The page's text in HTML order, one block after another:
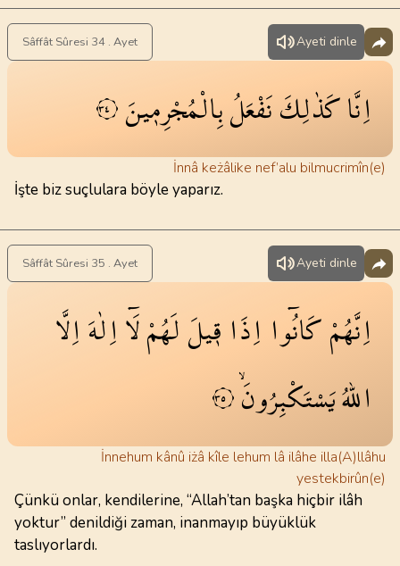
Sâffât Sûresi 34 . Ayet Ayeti dinle
اِنَّاكَذٰلِكَنَفْعَلُبِالْمُجْرِم۪ينَ ٣٤
İnnâ keżâlike nef’alu bilmucrimîn(e)
İşte biz suçlulara böyle yaparız.
Sâffât Sûresi 35 . Ayet Ayeti dinle
اِنَّهُمْكَانُٓوا اِذَا ق۪يلَلَهُمْلَٓااِلٰهَاِلَّا
اللّٰهُيَسْتَكْبِرُونَۙ ٣٥
İnnehum kânû iżâ kîle lehum lâ ilâhe illa(A)llâhu
yestekbirûn(e)
Çünkü onlar, kendilerine, “Allah’tan başka hiçbir ilâh
yoktur” denildiği zaman, inanmayıp büyüklük
taslıyorlardı.